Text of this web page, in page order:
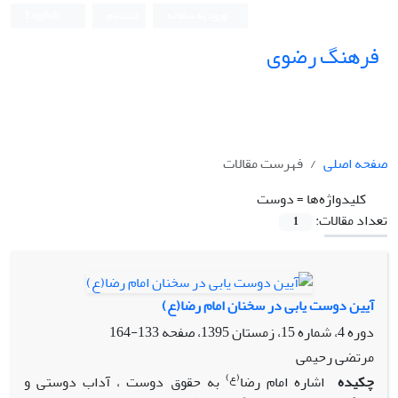
فرهنگ رضوی
صفحه اصلی
فهرست مقالات
کلیدواژه‌ها =دوست
تعداد مقالات:
1
آیین دوست یابی در سخنان امام رضا(ع)
دوره 4، شماره 15، زمستان 1395، صفحه
133-164
مرتضی رحیمی
چکیده اشاره امام رضا(ع) به حقوق دوست ، آداب دوستی و